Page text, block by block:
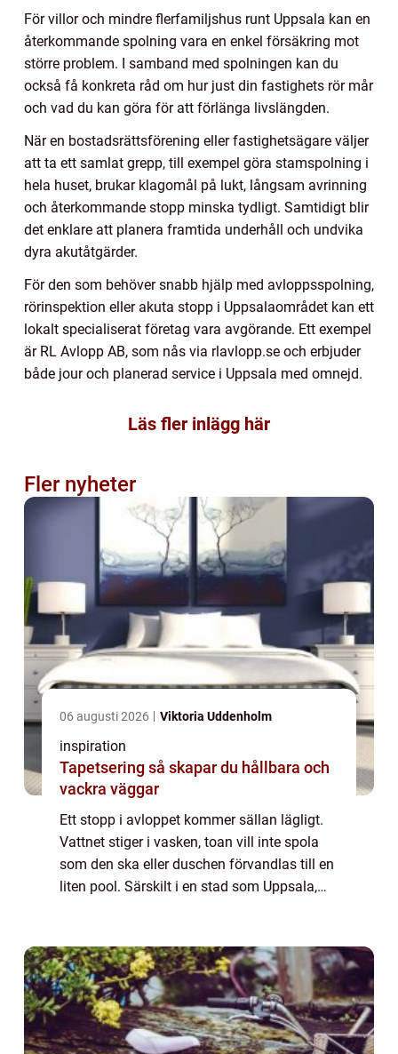
För villor och mindre flerfamiljshus runt Uppsala kan en
återkommande spolning vara en enkel försäkring mot
större problem. I samband med spolningen kan du
också få konkreta råd om hur just din fastighets rör mår
och vad du kan göra för att förlänga livslängden.
När en bostadsrättsförening eller fastighetsägare väljer
att ta ett samlat grepp, till exempel göra stamspolning i
hela huset, brukar klagomål på lukt, långsam avrinning
och återkommande stopp minska tydligt. Samtidigt blir
det enklare att planera framtida underhåll och undvika
dyra akutåtgärder.
För den som behöver snabb hjälp med avloppsspolning,
rörinspektion eller akuta stopp i Uppsalaområdet kan ett
lokalt specialiserat företag vara avgörande. Ett exempel
är RL Avlopp AB, som nås via rlavlopp.se och erbjuder
både jour och planerad service i Uppsala med omnejd.
Läs fler inlägg här
Fler nyheter
06 augusti 2026 Viktoria Uddenholm
inspiration
Tapetsering så skapar du hållbara och
vackra väggar
Ett stopp i avloppet kommer sällan lägligt.
Vattnet stiger i vasken, toan vill inte spola
som den ska eller duschen förvandlas till en
liten pool. Särskilt i en stad som Uppsala,